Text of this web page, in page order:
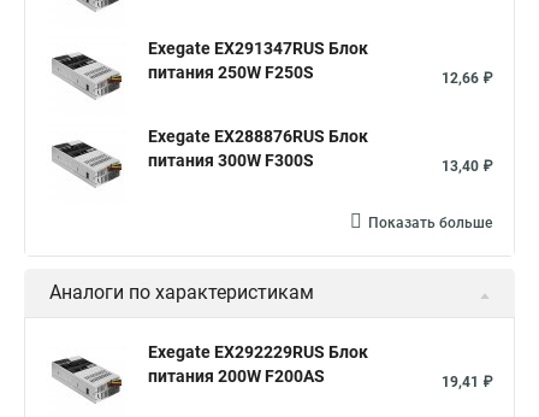
Exegate EX291347RUS Блок
питания 250W F250S
12,66 ₽
Exegate EX288876RUS Блок
питания 300W F300S
13,40 ₽
Показать больше
Аналоги по характеристикам
Exegate EX292229RUS Блок
питания 200W F200AS
19,41 ₽